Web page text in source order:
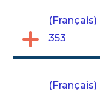
353